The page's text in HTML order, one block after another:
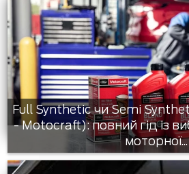
Full Synthetic чи Semi
- Motocraft): повний гід із
моторної...